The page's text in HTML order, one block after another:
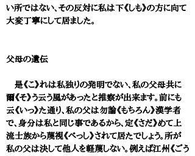
い所ではない、その反対に私は下《しも》の方に向て
大変丁寧にして居ました。
父母の遺伝
是《こ》れは私独りの発明でない、私の父母共に
爾《そ》う云う風があったと推察が出来ます。前にも
云《いっ》た通り、私の父は勿論《もちろん》漢学者
で、身分は私と同じ事であるから、定《さだ》めて上
流士族から蔑視《べっし》されて居たでしょう。所が
私の父は決して他人を軽蔑しない。例えば江州《ごう